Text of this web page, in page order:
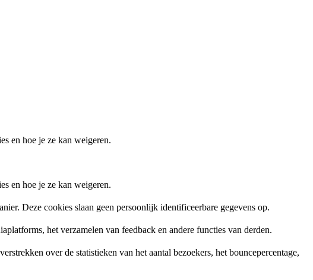
en hoe je ze kan weigeren.
en hoe je ze kan weigeren.
Deze cookies slaan geen persoonlijk identificeerbare gegevens op.
het verzamelen van feedback en andere functies van derden.
over de statistieken van het aantal bezoekers, het bouncepercentage,